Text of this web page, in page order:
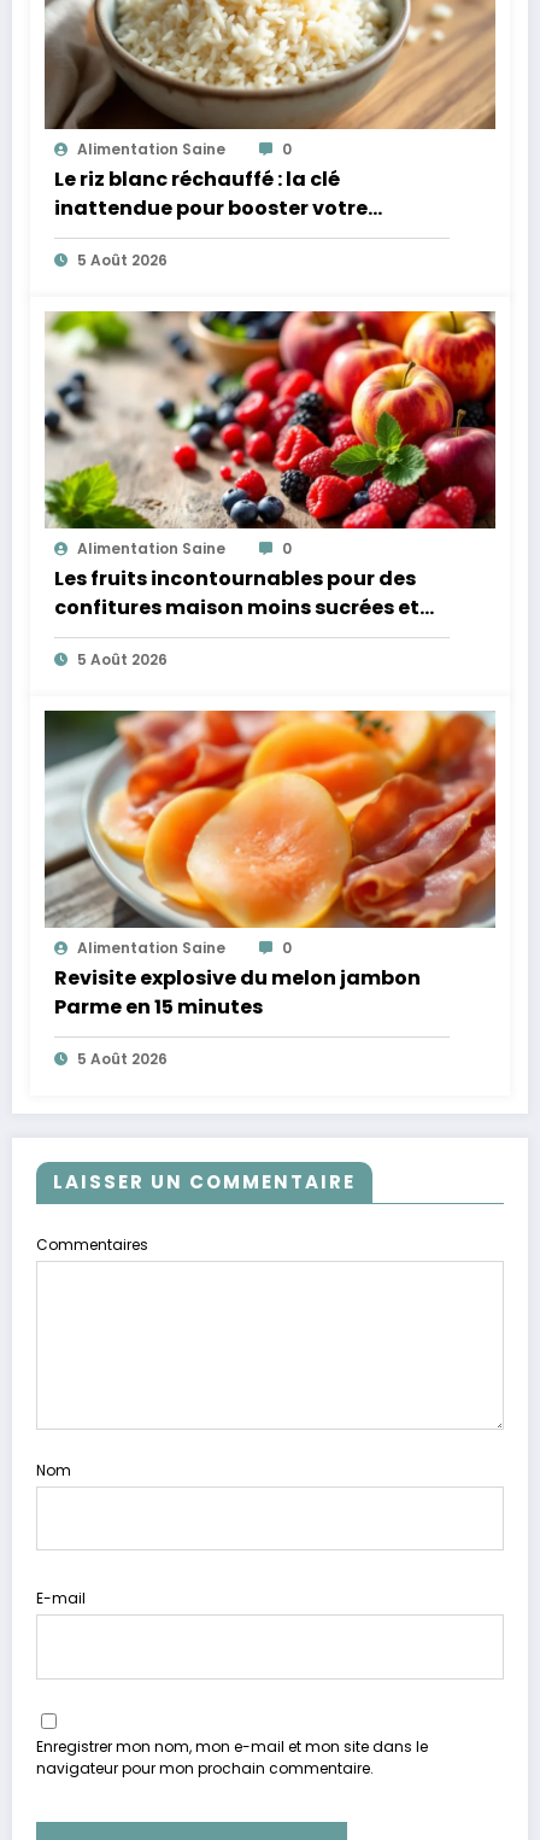
Alimentation Saine 0
Le riz blanc réchauffé : la clé
inattendue pour booster votre
microbiote
5 Août 2026
Alimentation Saine 0
Les fruits incontournables pour des
confitures maison moins sucrées et
plus légères
5 Août 2026
Alimentation Saine 0
Revisite explosive du melon jambon
Parme en 15 minutes
5 Août 2026
LAISSER UN COMMENTAIRE
Commentaires
Nom
E-mail
Enregistrer mon nom, mon e-mail et mon site dans le
navigateur pour mon prochain commentaire.